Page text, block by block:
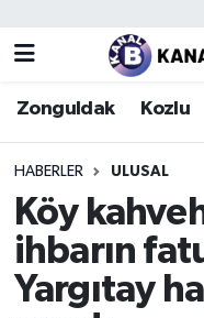
Zonguldak Kozlu
HABERLER ULUSAL
Köy
ihbarın
Yargıtay
Zonguldak
Kozlu
Ereğli
Çaycuma
Alaplı
Zonguldak
Zonguldak
Zonguldak
Puan Durumu
Tüm Manşetler